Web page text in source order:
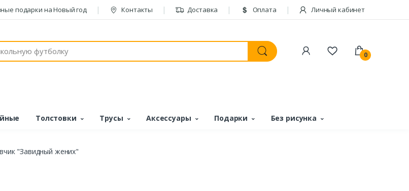
подарки на Новый год Контакты Доставка Оплата Личный кабинет
0
Толстовки Трусы Аксессуары Подарки Без рисунка
"Завидный жених"